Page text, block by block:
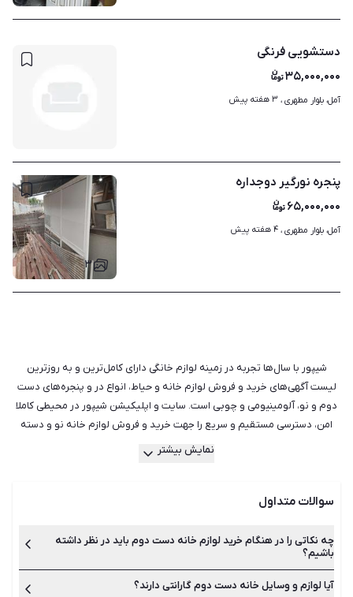
دستشویی فرنگی
۳۵,۰۰۰,۰۰۰
آمل، بلوار مطهری ، ۳ هفته پیش
۳
پنجره نورگیر دوجداره
۶۵,۰۰۰,۰۰۰
آمل، بلوار مطهری ، ۴ هفته پیش
شیپور با سال‌ها تجربه در زمینه لوازم خانگی دارای کامل‌ترین و به روزترین
لیست آگهی‌های خرید و فروش لوازم خانه و حیاط، انواع در و پنجره‌های دست
دوم و نو، آلومینیومی و چوبی است. سایت و اپلیکیشن شیپور در محیطی کاملا
امن، دسترسی مستقیم و سریع را جهت خرید و فروش لوازم خانه نو و دسته
دوم فراهم می‌سازد. امروزه استفاده از وسایل دست دوم منزل و حیاط بیش از
مدت کوتاهی قصد استفاده از وسیله‌ای را دارید، یا مورد خاصی با کارکرد کم و
منطقی‌تر است. علاوه بر هزینه مواردی هم‌چون جلوگیری از یکنواختی و دلزدگی،
کمک به محیط زیست و دسترسی به کیفیت‌های بهتر هر محصول از مهم‌ترین
نمایش بیشتر
سوالات متداول
چه نکاتی را در هنگام خرید لوازم خانه دست دوم باید در نظر داشته
باشیم؟
بهتر است قیمت نو کالای مورد نظر خود را بدانید تا قادر باشید به
آیا لوازم و وسایل خانه دست دوم گارانتی دارند؟